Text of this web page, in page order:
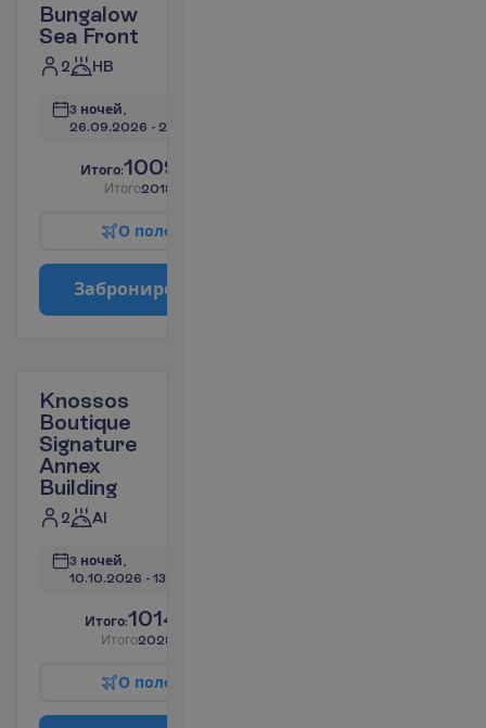
Bungalow
Sea Front
2 HB
3 ночей,
26.09.2026 - 29.09.2026
Итого:1009.38
Итого2018.76
О поле
Заброниро
Knossos
Boutique
Signature
Annex
Building
2 AI
3 ночей,
10.10.2026 - 13.10.2026
Итого:1014.38
Итого2028.76
О поле